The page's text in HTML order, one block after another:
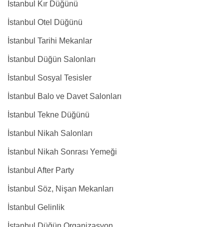
İstanbul Kır Düğünü
İstanbul Otel Düğünü
İstanbul Tarihi Mekanlar
İstanbul Düğün Salonları
İstanbul Sosyal Tesisler
İstanbul Balo ve Davet Salonları
İstanbul Tekne Düğünü
İstanbul Nikah Salonları
İstanbul Nikah Sonrası Yemeği
İstanbul After Party
İstanbul Söz, Nişan Mekanları
İstanbul Gelinlik